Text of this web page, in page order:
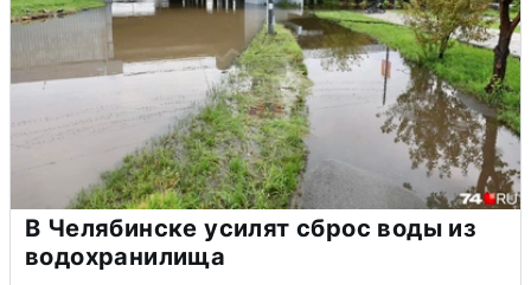
В Челябинске усилят сброс воды из
водохранилища